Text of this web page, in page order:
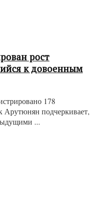
рост
к довоенным
178
подчеркивает,
...